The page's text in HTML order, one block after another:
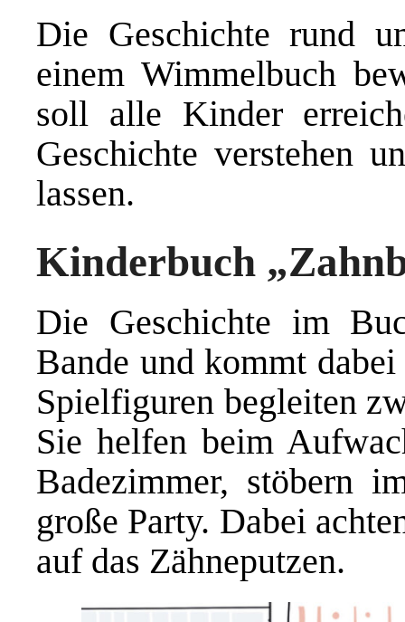
Die Geschichte rund
einem Wimmelbuch
soll alle Kinder
Geschichte verstehen
lassen.
Kinderbuch
Die Geschichte im
Bande und kommt
Spielfiguren begleiten
Sie helfen beim
Badezimmer, stöbern
große Party. Dabei
auf das Zähneputzen.